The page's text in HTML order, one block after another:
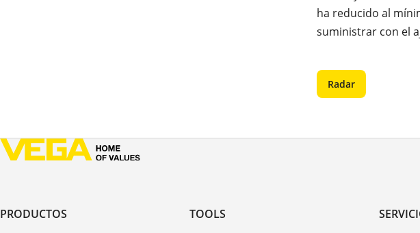
ha reducido al
suministrar con el
Radar
PRODUCTOS TOOLS